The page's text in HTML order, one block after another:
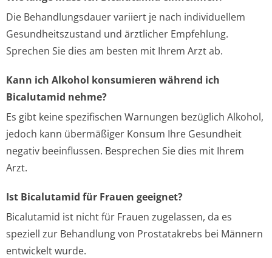
Die Behandlungsdauer variiert je nach individuellem
Gesundheitszustand und ärztlicher Empfehlung.
Sprechen Sie dies am besten mit Ihrem Arzt ab.
Kann ich Alkohol konsumieren während ich
Bicalutamid nehme?
Es gibt keine spezifischen Warnungen bezüglich Alkohol,
jedoch kann übermäßiger Konsum Ihre Gesundheit
negativ beeinflussen. Besprechen Sie dies mit Ihrem
Arzt.
Ist Bicalutamid für Frauen geeignet?
Bicalutamid ist nicht für Frauen zugelassen, da es
speziell zur Behandlung von Prostatakrebs bei Männern
entwickelt wurde.